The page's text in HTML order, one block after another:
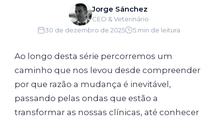
Jorge Sánchez
CEO & Veterinário
30 de dezembro de 2025
5 min de leitura
Ao longo desta série percorremos um
caminho que nos levou desde compreender
por que razão a mudança é inevitável,
passando pelas ondas que estão a
transformar as nossas clínicas, até conhecer